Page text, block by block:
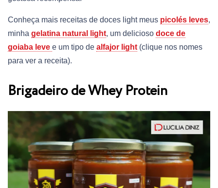
Conheça mais receitas de doces light meus picolés leves,
minha gelatina natural light, um delicioso doce de
goiaba leve e um tipo de alfajor light (clique nos nomes
para ver a receita).
Brigadeiro de Whey Protein